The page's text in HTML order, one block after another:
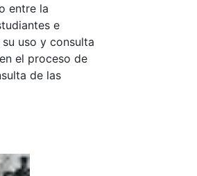
entre la
e
uso y consulta
el proceso de
de las